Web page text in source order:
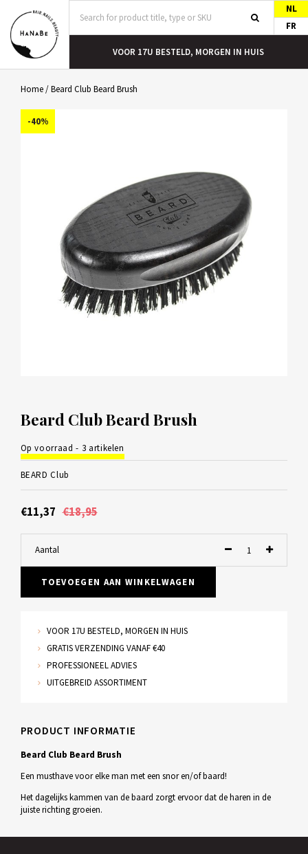
NL
FR
VOOR 17U BESTELD, MORGEN IN HUIS
Home/Beard Club Beard Brush
-40%
Beard Club Beard Brush
Op voorraad - 3 artikelen
BEARD Club
€11,37 €18,95
Aantal
TOEVOEGEN AAN WINKELWAGEN
VOOR 17U BESTELD, MORGEN IN HUIS
GRATIS VERZENDING VANAF €40
PROFESSIONEEL ADVIES
UITGEBREID ASSORTIMENT
PRODUCT INFORMATIE
Beard Club Beard Brush
Een musthave voor elke man met een snor en/of baard!
Het dagelijks kammen van de baard zorgt ervoor dat de haren in de
juiste richting groeien.